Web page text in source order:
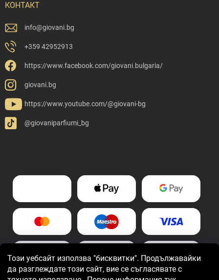
Този уебсайт използва "бисквитки". Продължавайки
да разглеждате този сайт, вие се съгласявате с
КОНТАКТ
info@giovani.bg
+359 42952913
https://www.facebook.com/giovani.bulgaria/
giovani.bg
https://www.youtube.com/@giovani-bg
@giovaniparfiumi_bg